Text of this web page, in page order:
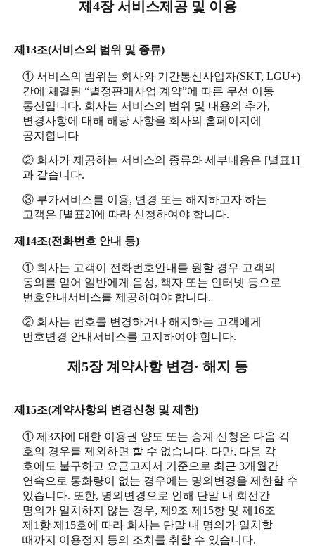
제4장 서비스제공 및 이용
제13조(서비스의 범위 및 종류)
① 서비스의 범위는 회사와 기간통신사업자(SKT, LGU+)
간에 체결된 “별정판매사업 계약”에 따른 무선 이동
통신입니다. 회사는 서비스의 범위 및 내용의 추가,
변경사항에 대해 해당 사항을 회사의 홈페이지에
공지합니다
② 회사가 제공하는 서비스의 종류와 세부내용은 [별표1]
과 같습니다.
③ 부가서비스를 이용, 변경 또는 해지하고자 하는
고객은 [별표2]에 따라 신청하여야 합니다.
제14조(전화번호 안내 등)
① 회사는 고객이 전화번호안내를 원할 경우 고객의
동의를 얻어 일반에게 음성, 책자 또는 인터넷 등으로
번호안내서비스를 제공하여야 합니다.
② 회사는 번호를 변경하거나 해지하는 고객에게
번호변경 안내서비스를 고지하여야 합니다.
제5장 계약사항 변경· 해지 등
제15조(계약사항의 변경신청 및 제한)
① 제3자에 대한 이용권 양도 또는 승계 신청은 다음 각
호의 경우를 제외하면 할 수 없습니다. 다만, 다음 각
호에도 불구하고 요금고지서 기준으로 최근 3개월간
연속으로 통화량이 없는 경우에는 명의변경을 제한할 수
있습니다. 또한, 명의변경으로 인해 단말 내 회선간
명의가 일치하지 않는 경우, 제9조 제15항 및 제16조
제1항 제15호에 따라 회사는 단말 내 명의가 일치할
때까지 이용정지 등의 조치를 취할 수 있습니다.